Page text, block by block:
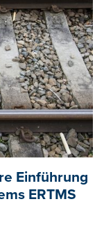
Einführung
ERTMS